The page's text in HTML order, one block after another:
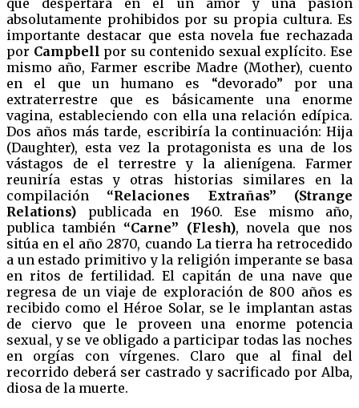
que despertará en él un amor y una pasión
absolutamente prohibidos por su propia cultura. Es
importante destacar que esta novela fue rechazada
por Campbell por su contenido sexual explícito. Ese
mismo año, Farmer escribe Madre (Mother), cuento
en el que un humano es “devorado” por una
extraterrestre que es básicamente una enorme
vagina, estableciendo con ella una relación edípica.
Dos años más tarde, escribiría la continuación: Hija
(Daughter), esta vez la protagonista es una de los
vástagos de el terrestre y la alienígena. Farmer
reuniría estas y otras historias similares en la
compilación “Relaciones Extrañas” (Strange
Relations) publicada en 1960. Ese mismo año,
publica también “Carne” (Flesh), novela que nos
sitúa en el año 2870, cuando La tierra ha retrocedido
a un estado primitivo y la religión imperante se basa
en ritos de fertilidad. El capitán de una nave que
regresa de un viaje de exploración de 800 años es
recibido como el Héroe Solar, se le implantan astas
de ciervo que le proveen una enorme potencia
sexual, y se ve obligado a participar todas las noches
en orgías con vírgenes. Claro que al final del
recorrido deberá ser castrado y sacrificado por Alba,
diosa de la muerte.